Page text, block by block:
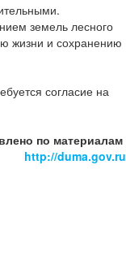
земель лесного
жизни и сохранению
согласие на
по материалам
http://duma.gov.ru